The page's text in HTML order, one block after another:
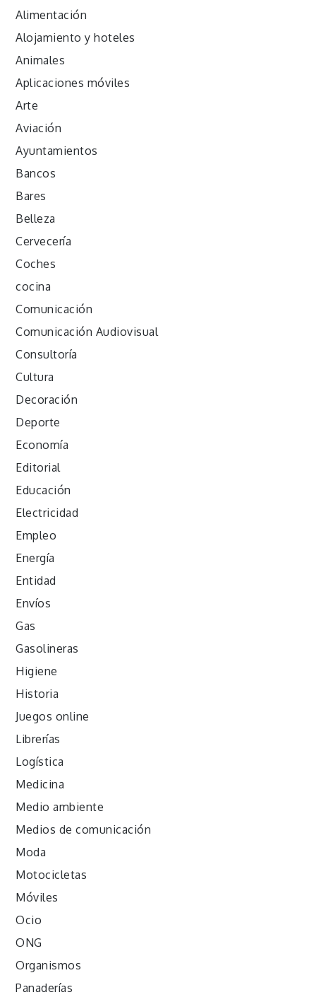
Alimentación
Alojamiento y hoteles
Animales
Aplicaciones móviles
Arte
Aviación
Ayuntamientos
Bancos
Bares
Belleza
Cervecería
Coches
cocina
Comunicación
Comunicación Audiovisual
Consultoría
Cultura
Decoración
Deporte
Economía
Editorial
Educación
Electricidad
Empleo
Energía
Entidad
Envíos
Gas
Gasolineras
Higiene
Historia
Juegos online
Librerías
Logística
Medicina
Medio ambiente
Medios de comunicación
Moda
Motocicletas
Móviles
Ocio
ONG
Organismos
Panaderías